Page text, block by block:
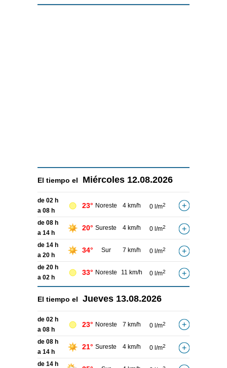
El tiempo el Miércoles 12.08.2026
de 02 h
a 08 h
23° Noreste 4 km/h 0 l/m2
de 08 h
a 14 h
20° Sureste 4 km/h 0 l/m2
de 14 h
a 20 h
34° Sur 7 km/h 0 l/m2
de 20 h
a 02 h
33° Noreste 11 km/h 0 l/m2
El tiempo el Jueves 13.08.2026
de 02 h
a 08 h
23° Noreste 7 km/h 0 l/m2
de 08 h
a 14 h
21° Sureste 4 km/h 0 l/m2
de 14 h